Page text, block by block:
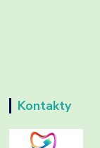
Kontakty